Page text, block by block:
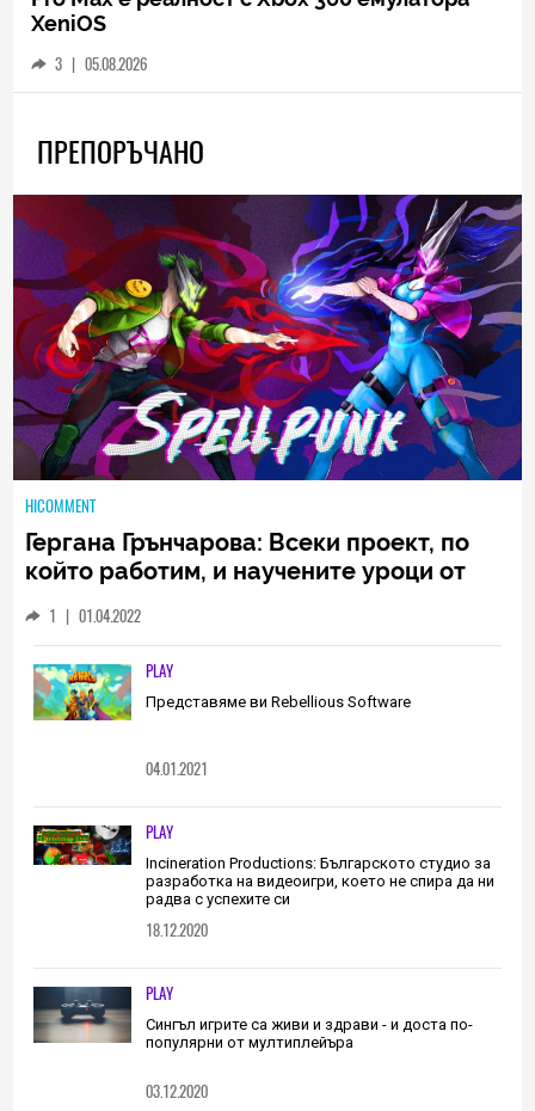
XeniOS
3 | 05.08.2026
ПРЕПОРЪЧАНО
HICOMMENT
Гергана Грънчарова: Всеки проект, по
който работим, и научените уроци от
трябва да извървим като екип
(ИНТЕРВЮ)
1 | 01.04.2022
PLAY
Представяме ви Rebellious Software
04.01.2021
PLAY
Incineration Productions: Българското студио за
разработка на видеоигри, което не спира да ни
радва с успехите си
18.12.2020
PLAY
Сингъл игрите са живи и здрави - и доста по-
популярни от мултиплейъра
03.12.2020